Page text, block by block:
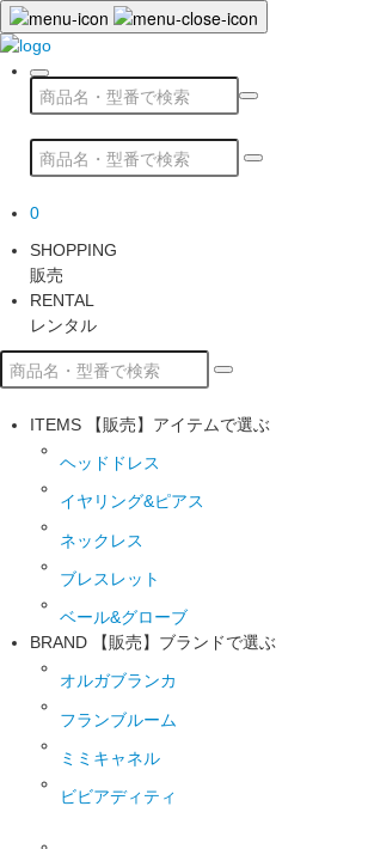
0
SHOPPING
販売
RENTAL
レンタル
ITEMS 【販売】アイテムで選ぶ
ヘッドドレス
イヤリング&ピアス
ネックレス
ブレスレット
ベール&グローブ
BRAND
【販売】ブランドで選ぶ
オルガブランカ
フランブルーム
ミミキャネル
ビビアディティ